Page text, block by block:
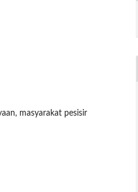
masyarakat pesisir